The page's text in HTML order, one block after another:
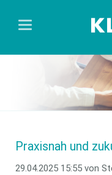
Praxisnah und
29.04.2025 15:55von